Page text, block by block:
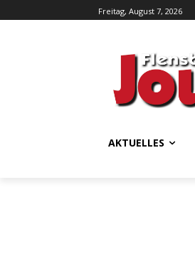
Freitag, August 7, 2026
AKTUELLES